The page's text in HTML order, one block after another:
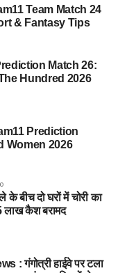
Team Match 24
& Fantasy Tips
Match 26:
Hundred 2026
Prediction
Women 2026
बीच दो घरों में चोरी का
लाख कैश बरामद
: गंगोत्री हाईवे पर टला